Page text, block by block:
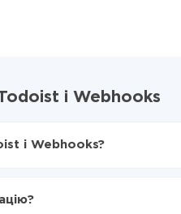
і Webhooks
і Webhooks?